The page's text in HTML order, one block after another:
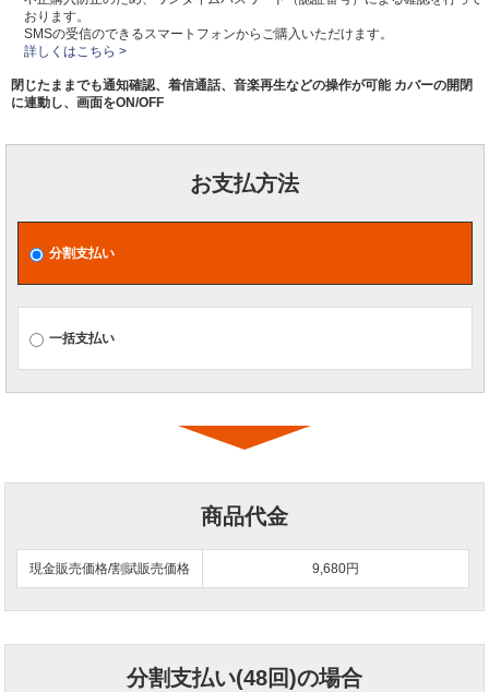
おります。
SMSの受信のできるスマートフォンからご購入いただけます。
詳しくはこちら >
閉じたままでも通知確認、着信通話、音楽再生などの操作が可能 カバーの開閉
に連動し、画面をON/OFF
お支払方法
分割支払い
一括支払い
商品代金
現金販売価格/割賦販売価格 9,680円
分割支払い(48回)の場合